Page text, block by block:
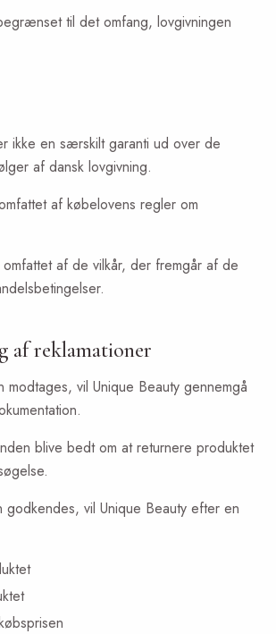
til det omfang, lovgivningen
ikke en særskilt garanti ud over de
af dansk lovgivning.
af købelovens regler om
omfattet af de vilkår, der fremgår af de
af reklamationer
modtages, vil Unique Beauty gennemgå
blive bedt om at returnere produktet
godkendes, vil Unique Beauty efter en